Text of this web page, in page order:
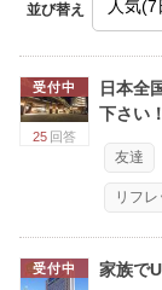
並び替え
受付中
25 回答
日本全
下さい！
友達
リフレ
受付中 家族で